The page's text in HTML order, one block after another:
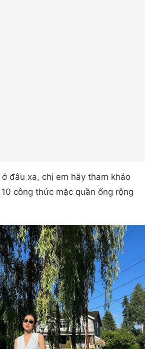
đâu xa, chị em hãy tham khảo
công thức mặc quần ống rộng